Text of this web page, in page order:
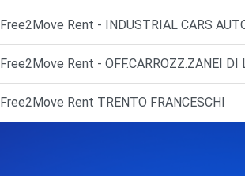
Free2Move Rent - INDUSTRIAL CARS
Free2Move Rent - OFF.CARROZZ.ZANEI DI
Free2Move Rent TRENTO FRANCESCHI